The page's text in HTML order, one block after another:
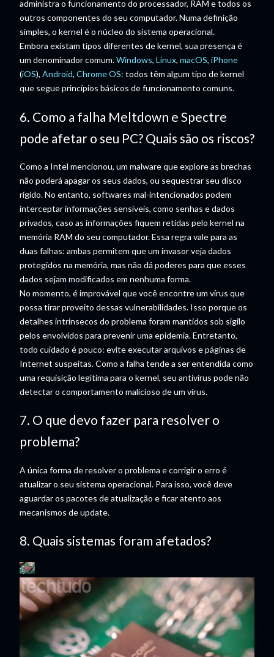
administra o funcionamento do processador, RAM e todos os
outros componentes do seu computador. Numa definição
simples, o kernel é o núcleo do sistema operacional.
Embora existam tipos diferentes de kernel, sua presença é
um denominador comum.Windows, Linux, macOS, iPhone
(iOS), Android, Chrome OS: todos têm algum tipo de kernel
que segue princípios básicos de funcionamento comuns.
6. Como a falha Meltdown e Spectre
pode afetar o seu PC? Quais são os riscos?
Como a Intel mencionou, um malware que explore as brechas
não poderá apagar os seus dados, ou sequestrar seu disco
rígido. No entanto, softwares mal-intencionados podem
interceptar informações sensíveis, como senhas e dados
privados, caso as informações fiquem retidas pelo kernel na
memória RAM do seu computador. Essa regra vale para as
duas falhas: ambas permitem que um invasor veja dados
protegidos na memória, mas não dá poderes para que esses
dados sejam modificados em nenhuma forma.
No momento, é improvável que você encontre um vírus que
possa tirar proveito dessas vulnerabilidades. Isso porque os
detalhes intrínsecos do problema foram mantidos sob sigilo
pelos envolvidos para prevenir uma epidemia. Entretanto,
todo cuidado é pouco: evite executar arquivos e páginas de
Internet suspeitas. Como a falha tende a ser entendida como
uma requisição legítima para o kernel, seu antivírus pode não
detectar o comportamento malicioso de um vírus.
7. O que devo fazer para resolver o
problema?
A única forma de resolver o problema e corrigir o erro é
atualizar o seu sistema operacional. Para isso, você deve
aguardar os pacotes de atualização e ficar atento aos
mecanismos de update.
8. Quais sistemas foram afetados?